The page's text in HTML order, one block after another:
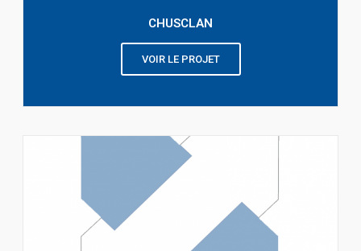
CHUSCLAN
VOIR LE PROJET